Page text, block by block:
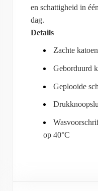
en schattigheid in
dag.
Details
Zachte
Geborduurd
Geplooide
op 40°C